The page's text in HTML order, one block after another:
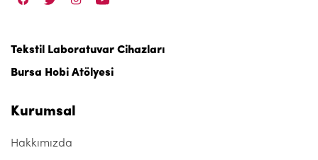
Tekstil Laboratuvar Cihazları
Bursa Hobi Atölyesi
Kurumsal
Hakkımızda